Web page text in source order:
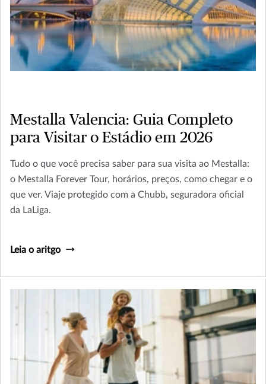
Mestalla Valencia: Guia Completo
para Visitar o Estádio em 2026
Tudo o que você precisa saber para sua visita ao Mestalla:
o Mestalla Forever Tour, horários, preços, como chegar e o
que ver. Viaje protegido com a Chubb, seguradora oficial
da LaLiga.
Leia o aritgo